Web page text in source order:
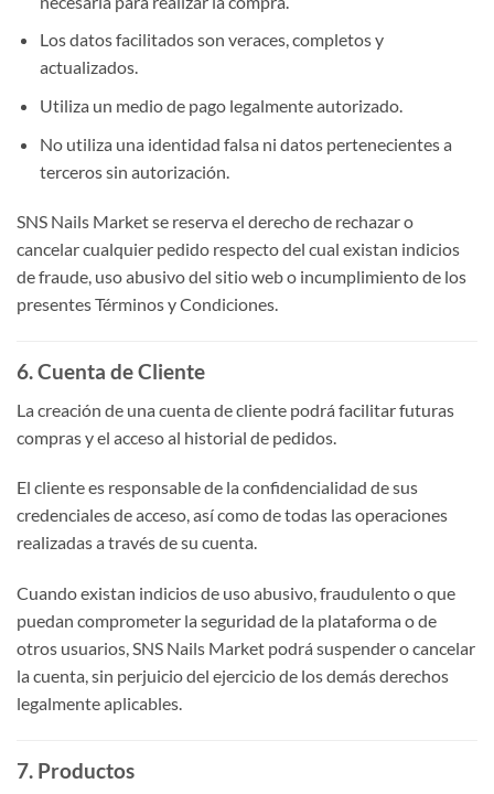
Los datos facilitados son veraces, completos y
actualizados.
Utiliza un medio de pago legalmente autorizado.
No utiliza una identidad falsa ni datos pertenecientes a
terceros sin autorización.
SNS Nails Market se reserva el derecho de rechazar o
cancelar cualquier pedido respecto del cual existan indicios
de fraude, uso abusivo del sitio web o incumplimiento de los
presentes Términos y Condiciones.
6. Cuenta de Cliente
La creación de una cuenta de cliente podrá facilitar futuras
compras y el acceso al historial de pedidos.
El cliente es responsable de la confidencialidad de sus
credenciales de acceso, así como de todas las operaciones
realizadas a través de su cuenta.
Cuando existan indicios de uso abusivo, fraudulento o que
puedan comprometer la seguridad de la plataforma o de
otros usuarios, SNS Nails Market podrá suspender o cancelar
la cuenta, sin perjuicio del ejercicio de los demás derechos
legalmente aplicables.
7. Productos